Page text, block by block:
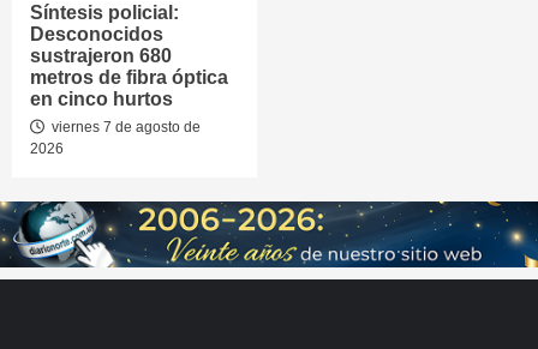
Síntesis policial:
Desconocidos
sustrajeron 680
metros de fibra óptica
en cinco hurtos
viernes 7 de agosto de
2026